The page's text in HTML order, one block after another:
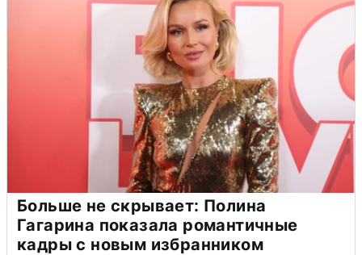
Больше не скрывает: Полина
Гагарина показала романтичные
кадры с новым избранником